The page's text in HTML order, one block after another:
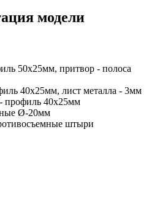
модели
50х25мм, притвор - полоса
40х25мм, лист металла - 3мм
профиль 40х25мм
Ø-20мм
штыри